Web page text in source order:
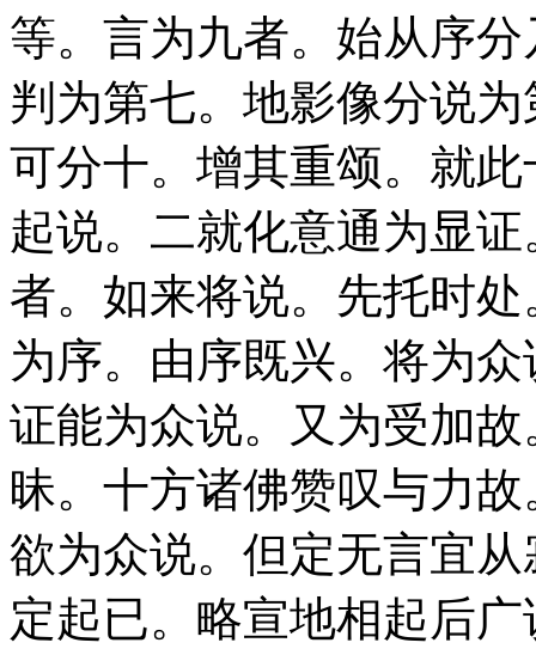
等。言为九者。始从序
判为第七。地影像分说
可分十。增其重颂。就
起说。二就化意通为显
者。如来将说。先托时
为序。由序既兴。将为
证能为众说。又为受加
昧。十方诸佛赞叹与力
欲为众说。但定无言宜
定起已。略宣地相起后